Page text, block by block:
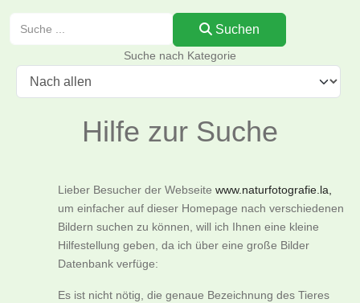
Suchen
Suchen
Suche nach Kategorie
Hilfe zur Suche
Lieber Besucher der Webseite www.naturfotografie.la,
um einfacher auf dieser Homepage nach verschiedenen
Bildern suchen zu können, will ich Ihnen eine kleine
Hilfestellung geben, da ich über eine große Bilder
Datenbank verfüge:
Es ist nicht nötig, die genaue Bezeichnung des Tieres